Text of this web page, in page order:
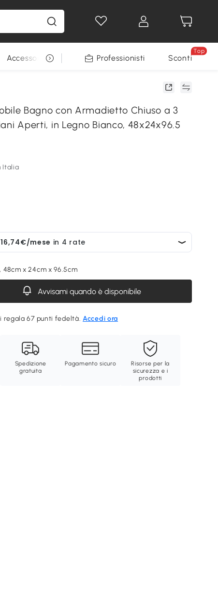
Accessori per animali Professionisti Sconti
Top
Bagno con Armadietto Chiuso a 3
Aperti, in Legno Bianco, 48x24x96.5
Italia
48cm x 24cm x 96.5cm
Avvisami quando è disponibile
regala 67 punti fedeltà.Accedi ora
Spedizione
gratuita
Pagamento sicuro
Risorse per la
sicurezza e i
prodotti